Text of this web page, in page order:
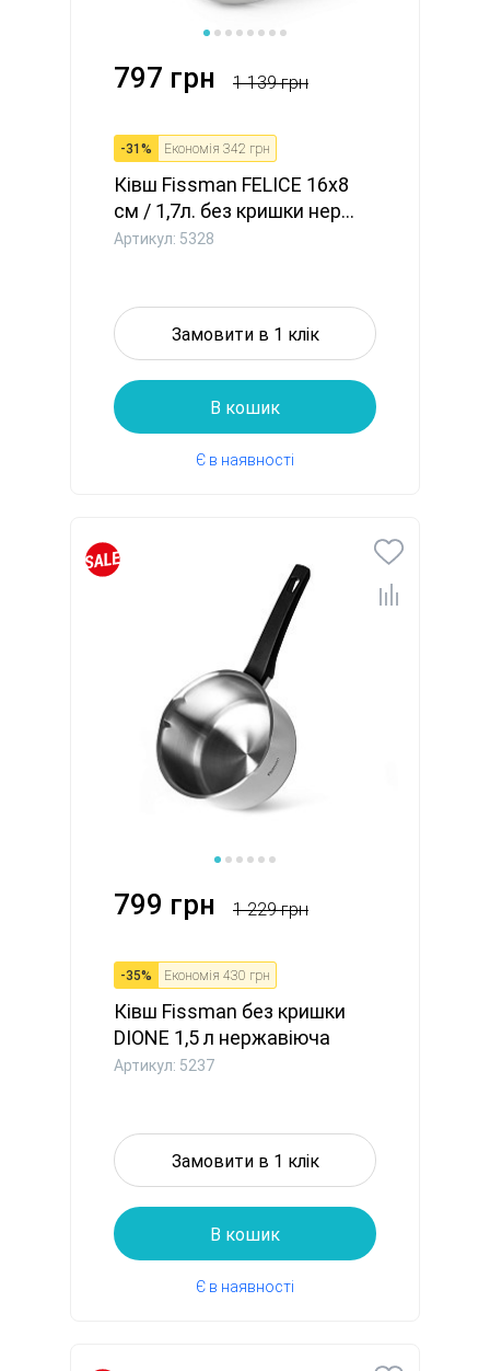
797 грн 1 139 грн
-31 % Економія 342 грн
Ківш Fissman FELICE 16x8
см / 1,7л. без кришки нер...
Артикул: 5328
Замовити в 1 клік
В кошик
Є в наявності
799 грн 1 229 грн
-35% Економія 430 грн
Ківш Fissman без кришки
DIONE 1,5 л нержавіюча
ста...
Артикул: 5237
Замовити в 1 клік
В кошик
Є в наявності